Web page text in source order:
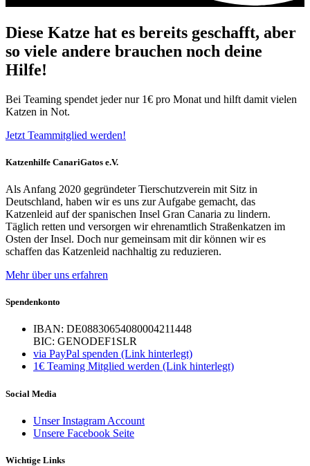
Diese Katze hat es bereits geschafft, aber
so viele andere brauchen noch deine
Hilfe!
Bei Teaming spendet jeder nur 1€ pro Monat und hilft damit vielen
Katzen in Not.
Jetzt Teammitglied werden!
Katzenhilfe CanariGatos e.V.
Als Anfang 2020 gegründeter Tierschutzverein mit Sitz in
Deutschland, haben wir es uns zur Aufgabe gemacht, das
Katzenleid auf der spanischen Insel Gran Canaria zu lindern.
Täglich retten und versorgen wir ehrenamtlich Straßenkatzen im
Osten der Insel. Doch nur gemeinsam mit dir können wir es
schaffen das Katzenleid nachhaltig zu reduzieren.
Mehr über uns erfahren
Spendenkonto
IBAN: DE08830654080004211448
BIC: GENODEF1SLR
via PayPal spenden (Link hinterlegt)
1€ Teaming Mitglied werden (Link hinterlegt)
Social Media
Unser Instagram Account
Unsere Facebook Seite
Wichtige Links